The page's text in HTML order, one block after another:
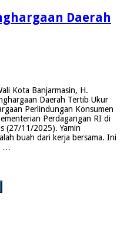
Daerah
Kota Banjarmasin, H.
Daerah Tertib Ukur
Perlindungan Konsumen
Perdagangan RI di
(27/11/2025). Yamin
buah dari kerja bersama. Ini
…